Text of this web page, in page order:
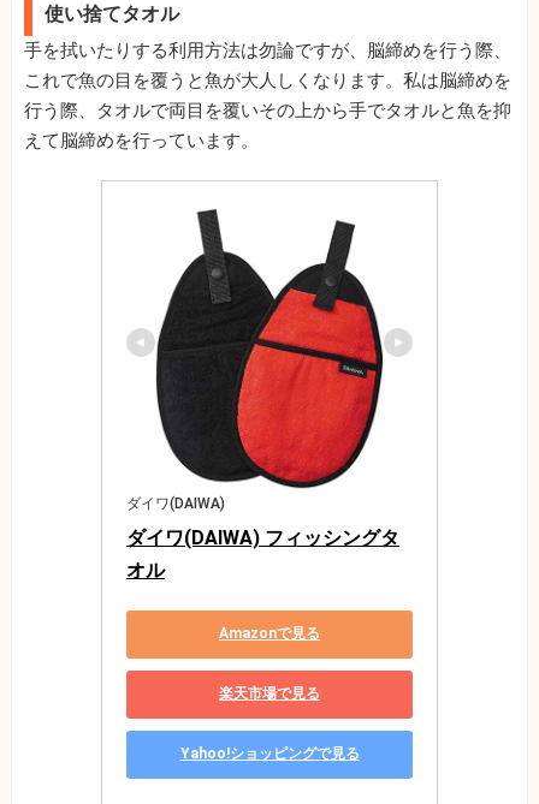
使い捨てタオル
手を拭いたりする利用方法は勿論ですが、脳締めを行う際、
これで魚の目を覆うと魚が大人しくなります。私は脳締めを
行う際、タオルで両目を覆いその上から手でタオルと魚を抑
えて脳締めを行っています。
ダイワ(DAIWA)
ダイワ(DAIWA) フィッシングタ
オル
Amazonで見る
楽天市場で見る
Yahoo!ショッピングで見る